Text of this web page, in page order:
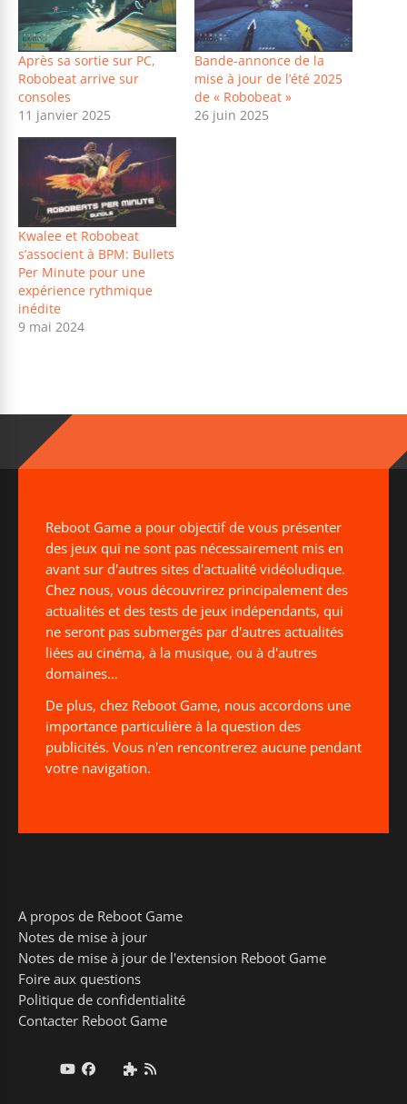
Après sa sortie sur PC,
Robobeat arrive sur
consoles
11 janvier 2025
Bande-annonce de la
mise à jour de l’été 2025
de « Robobeat »
26 juin 2025
Kwalee et Robobeat
s’associent à BPM: Bullets
Per Minute pour une
expérience rythmique
inédite
9 mai 2024
Reboot Game a pour objectif de vous présenter
des jeux qui ne sont pas nécessairement mis en
avant sur d'autres sites d'actualité vidéoludique.
Chez nous, vous découvrirez principalement des
actualités et des tests de jeux indépendants, qui
ne seront pas submergés par d'autres actualités
liées au cinéma, à la musique, ou à d'autres
domaines...
De plus, chez Reboot Game, nous accordons une
importance particulière à la question des
publicités. Vous n'en rencontrerez aucune pendant
votre navigation.
A propos de Reboot Game
Notes de mise à jour
Notes de mise à jour de l'extension Reboot Game
Foire aux questions
Politique de confidentialité
Contacter Reboot Game